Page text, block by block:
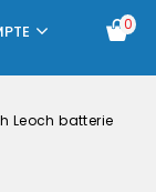
0
Leoch batterie